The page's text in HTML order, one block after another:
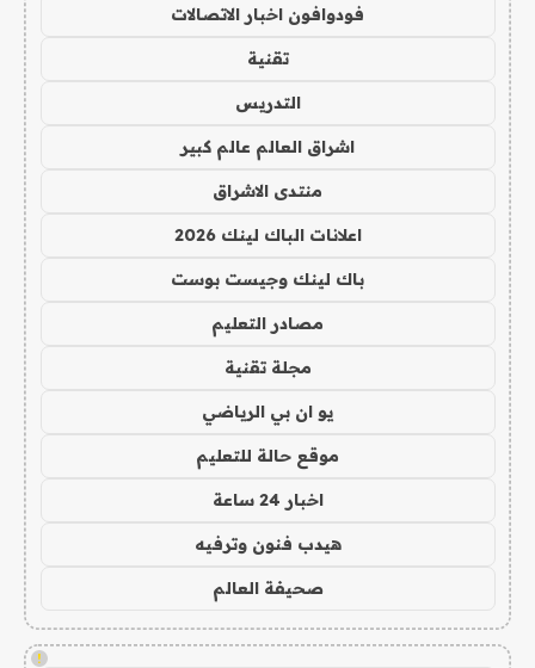
فودوافون اخبار الاتصالات
تقنية
التدريس
اشراق العالم عالم كبير
منتدى الاشراق
اعلانات الباك لينك 2026
باك لينك وجيست بوست
مصادر التعليم
مجلة تقنية
يو ان بي الرياضي
موقع حالة للتعليم
اخبار 24 ساعة
هيدب فنون وترفيه
صحيفة العالم
!